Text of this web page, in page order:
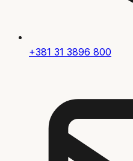
+381 31 3896 800